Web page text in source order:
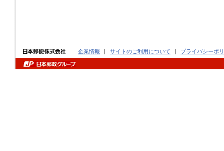
企業情報 サイトのご利用について プライバシーポ